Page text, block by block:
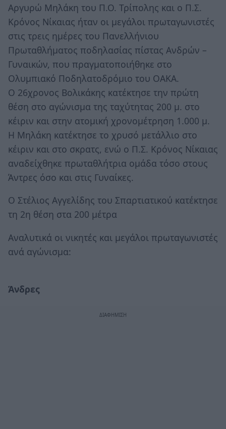
Αργυρώ Μηλάκη του Π.Ο. Τρίπολης και ο Π.Σ.
Κρόνος Νίκαιας ήταν οι μεγάλοι πρωταγωνιστές
στις τρεις ημέρες του Πανελλήνιου
Πρωταθλήματος ποδηλασίας πίστας Ανδρών –
Γυναικών, που πραγματοποιήθηκε στο
Ολυμπιακό Ποδηλατοδρόμιο του ΟΑΚΑ.
Ο 26χρονος Βολικάκης κατέκτησε την πρώτη
θέση στο αγώνισμα της ταχύτητας 200 μ. στο
κέιριν και στην ατομική χρονομέτρηση 1.000 μ.
Η Μηλάκη κατέκτησε το χρυσό μετάλλιο στο
κέιριν και στο σκρατς, ενώ ο Π.Σ. Κρόνος Νίκαιας
αναδείχθηκε πρωταθλήτρια ομάδα τόσο στους
Άντρες όσο και στις Γυναίκες.
Ο Στέλιος Αγγελίδης του Σπαρτιατικού κατέκτησε
τη 2η θέση στα 200 μέτρα
Αναλυτικά οι νικητές και μεγάλοι πρωταγωνιστές
ανά αγώνισμα:
Άνδρες